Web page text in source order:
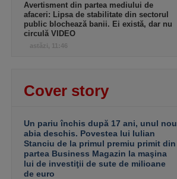
Avertisment din partea mediului de
afaceri: Lipsa de stabilitate din sectorul
public blochează banii. Ei există, dar nu
circulă VIDEO
astăzi, 11:46
Cover story
Un pariu închis după 17 ani, unul nou
abia deschis. Povestea lui Iulian
Stanciu de la primul premiu primit din
partea Business Magazin la maşina
lui de investiţii de sute de milioane
de euro